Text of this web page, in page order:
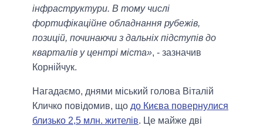
інфраструктури. В тому числі
фортифікаційне обладнання рубежів,
позицій, починаючи з дальніх підступів до
кварталів у центрі міста», - зазначив
Корнійчук.
Нагадаємо, днями міський голова Віталій
Кличко повідомив, що до Києва повернулися
близько 2,5 млн. жителів. Це майже дві